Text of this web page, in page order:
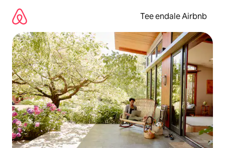
juurde
Tee endale Airbnb